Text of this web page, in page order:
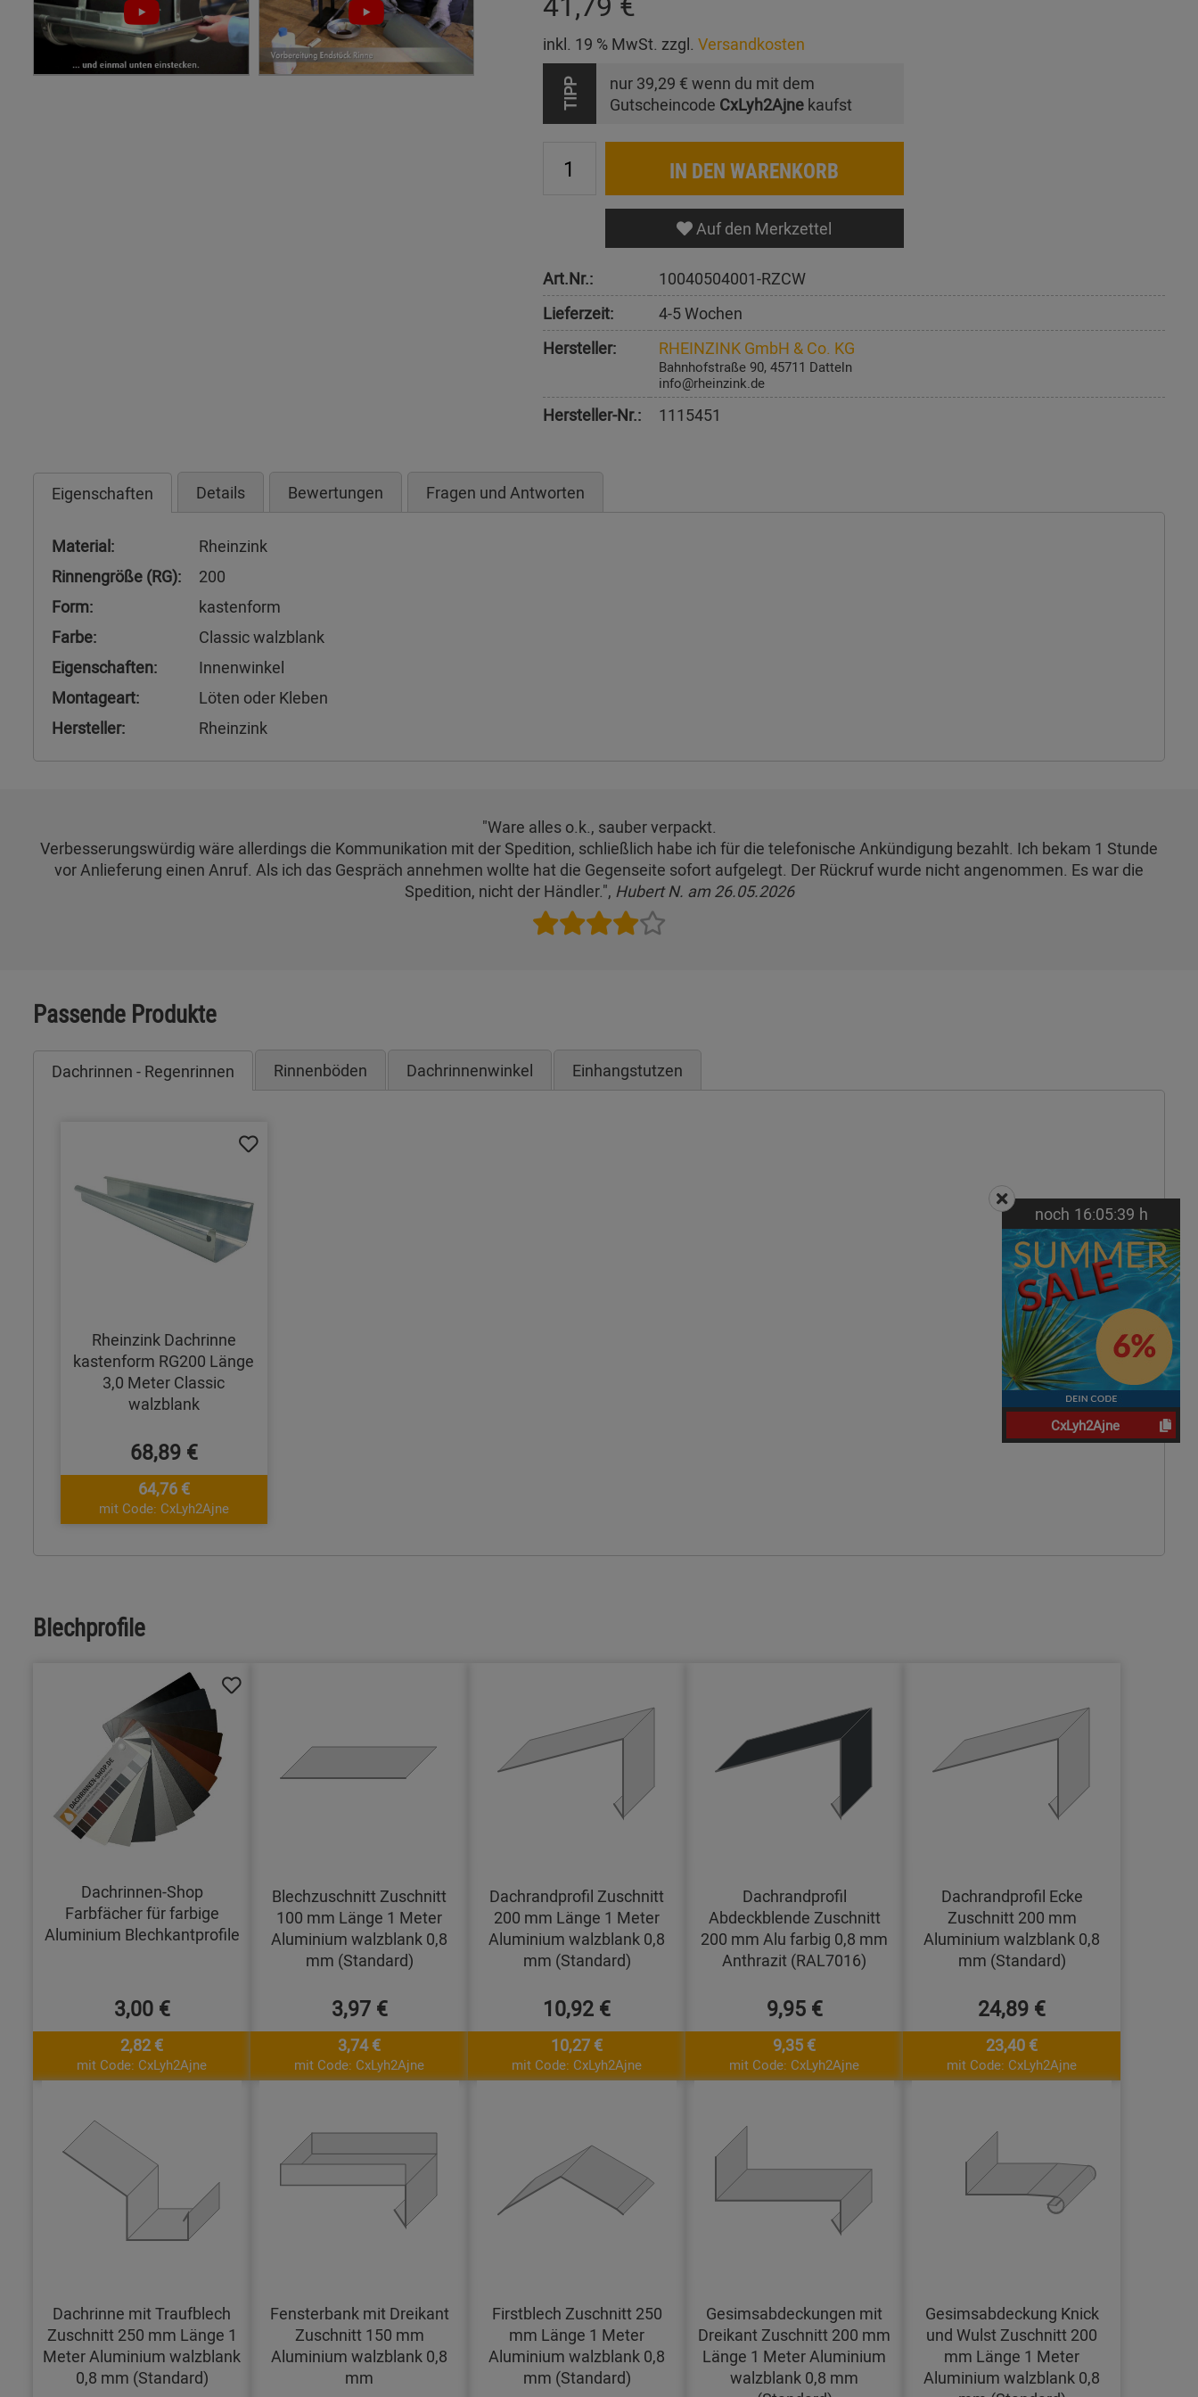
inkl. 19 % MwSt. zzgl. Versandkosten
TIPP nur 39,29 € wenn du mit dem
Gutscheincode CxLyh2Ajnekaufst
IN DEN WARENKORB
Auf den Merkzettel
Art.Nr.:
10040504001-RZCW
Lieferzeit:
4-5 Wochen
Hersteller:
RHEINZINK GmbH & Co. KG
Bahnhofstraße 90, 45711 Datteln
info@rheinzink.de
Hersteller-Nr.: 1115451
Eigenschaften Details Bewertungen Fragen und Antworten
Material:
Rheinzink
Rinnengröße (RG):
200
Form:
kastenform
Farbe:
Classic walzblank
Eigenschaften:
Innenwinkel
Montageart:
Löten oder Kleben
Hersteller:
Rheinzink
"Ware alles o.k., sauber verpackt.
Verbesserungswürdig wäre allerdings die Kommunikation mit der Spedition, schließlich habe ich für die telefonische Ankündigung bezahlt. Ich bekam 1 Stunde
vor Anlieferung einen Anruf. Als ich das Gespräch annehmen wollte hat die Gegenseite sofort aufgelegt. Der Rückruf wurde nicht angenommen. Es war die
Spedition, nicht der Händler.", Hubert N. am 26.05.2026
Passende Produkte
Dachrinnen - Regenrinnen Rinnenböden Dachrinnenwinkel Einhangstutzen
Rheinzink Dachrinne
kastenform RG200 Länge
3,0 Meter Classic
walzblank
68,89 €
64,76 €
mit Code: CxLyh2Ajne
Blechprofile
Dachrinnen-Shop
Farbfächer für farbige
Aluminium Blechkantprofile
3,00 €
2,82 €
mit Code: CxLyh2Ajne
Blechzuschnitt Zuschnitt
100 mm Länge 1 Meter
Aluminium walzblank 0,8
mm (Standard)
3,97 €
3,74 €
mit Code: CxLyh2Ajne
Dachrandprofil Zuschnitt
200 mm Länge 1 Meter
Aluminium walzblank 0,8
mm (Standard)
10,92 €
10,27 €
mit Code: CxLyh2Ajne
Dachrandprofil
Abdeckblende Zuschnitt
200 mm Alu farbig 0,8 mm
Anthrazit (RAL7016)
9,95 €
9,35 €
mit Code: CxLyh2Ajne
Dachrandprofil Ecke
Zuschnitt 200 mm
Aluminium walzblank 0,8
mm (Standard)
24,89 €
23,40 €
mit Code: CxLyh2Ajne
Dachrinne mit Traufblech
Zuschnitt 250 mm Länge 1
Meter Aluminium walzblank
0,8 mm (Standard)
Fensterbank mit Dreikant
Zuschnitt 150 mm
Aluminium walzblank 0,8
mm
Firstblech Zuschnitt 250
mm Länge 1 Meter
Aluminium walzblank 0,8
mm (Standard)
Gesimsabdeckungen mit
Dreikant Zuschnitt 200 mm
Länge 1 Meter Aluminium
walzblank 0,8 mm
Gesimsabdeckung Knick
und Wulst Zuschnitt 200
mm Länge 1 Meter
Aluminium walzblank 0,8
noch 16:05:38 h
CxLyh2Ajne